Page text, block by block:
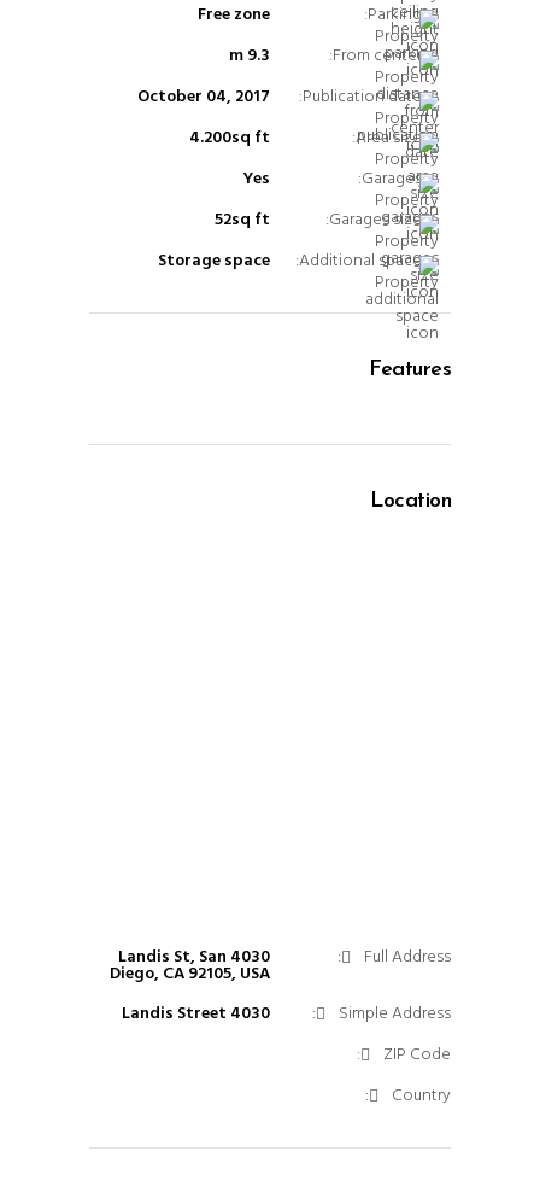
Parking:
Free zone
From center:
9.3 m
Publication date:
October 04, 2017
Area size:
4.200sq ft
Garages:
Yes
Garages size:
52sq ft
Additional space:
Storage space
Features
Location
Full Address:
4030 Landis St, San
Diego, CA 92105, USA
Simple Address:
4030 Landis Street
ZIP Code:
Country: